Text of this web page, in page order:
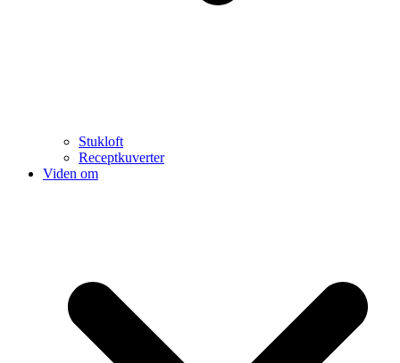
Stukloft
Receptkuverter
Viden om